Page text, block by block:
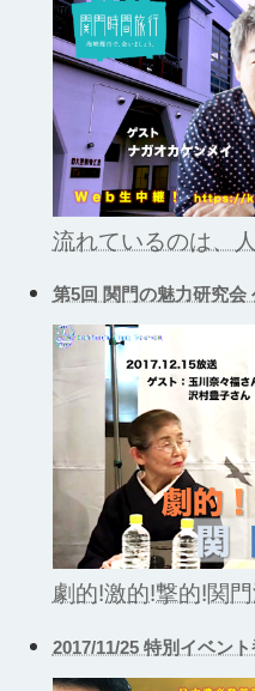
流れているのは、
第5回 関門の魅力研究会
劇的!激的!撃的!関
2017/11/25 特別イベン